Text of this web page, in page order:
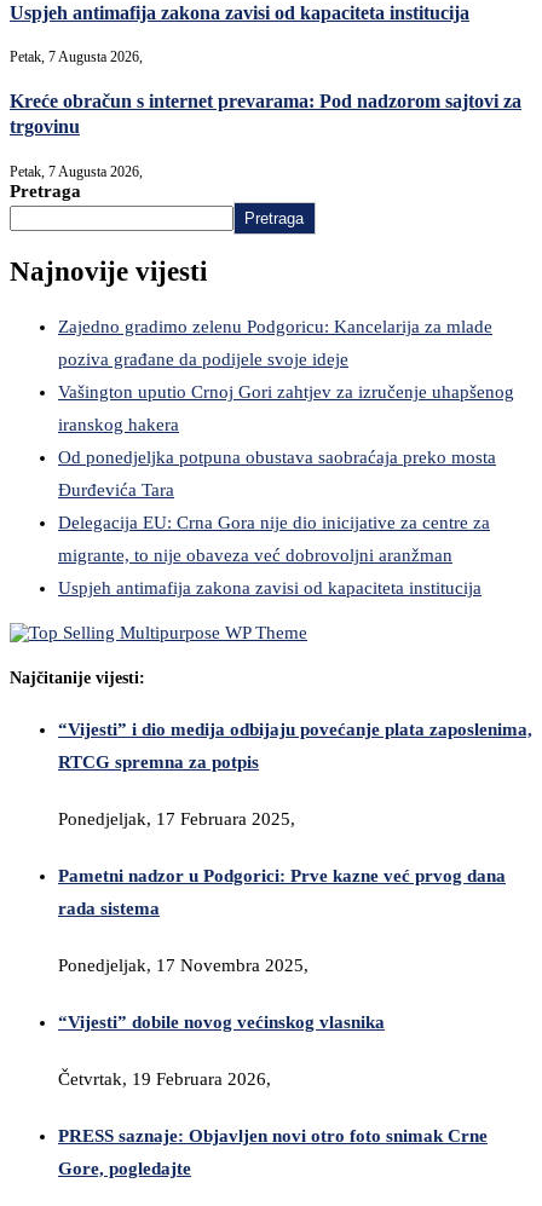
Uspjeh antimafija zakona zavisi od kapaciteta institucija
Petak, 7 Augusta 2026,
Kreće obračun s internet prevarama: Pod nadzorom sajtovi za
trgovinu
Petak, 7 Augusta 2026,
Pretraga
Pretraga
Najnovije vijesti
Zajedno gradimo zelenu Podgoricu: Kancelarija za mlade
poziva građane da podijele svoje ideje
Vašington uputio Crnoj Gori zahtjev za izručenje uhapšenog
iranskog hakera
Od ponedjeljka potpuna obustava saobraćaja preko mosta
Đurđevića Tara
Delegacija EU: Crna Gora nije dio inicijative za centre za
migrante, to nije obaveza već dobrovoljni aranžman
Uspjeh antimafija zakona zavisi od kapaciteta institucija
Najčitanije vijesti:
“Vijesti” i dio medija odbijaju povećanje plata zaposlenima,
RTCG spremna za potpis
Ponedjeljak, 17 Februara 2025,
Pametni nadzor u Podgorici: Prve kazne već prvog dana
rada sistema
Ponedjeljak, 17 Novembra 2025,
“Vijesti” dobile novog većinskog vlasnika
Četvrtak, 19 Februara 2026,
PRESS saznaje: Objavljen novi otro foto snimak Crne
Gore, pogledajte